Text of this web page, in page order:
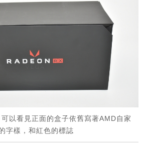
以看見正面的盒子依舊寫著AMD自家
字樣，和紅色的標誌